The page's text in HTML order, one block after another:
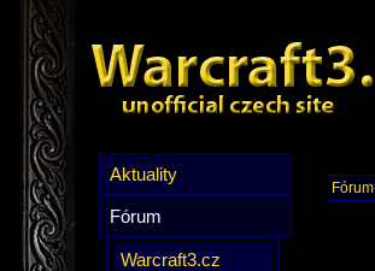
Aktuality
Fórum
Warcraft3.cz
Fórum